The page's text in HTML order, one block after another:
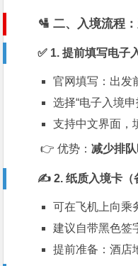
🛂 二、入境流程
✅ 1. 提前填写电子
官网填写：出发
选择“电子入境
支持中文界面，
👉 优势：减少排
✍️ 2. 纸质入境卡（
可在飞机上向乘
建议自带黑色签
提前准备：酒店